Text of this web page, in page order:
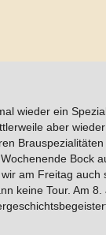
wieder ein
aber
Bock
am Freitag
keine Tour. Am